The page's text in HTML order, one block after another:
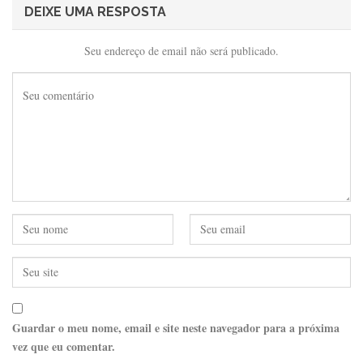
DEIXE UMA RESPOSTA
Seu endereço de email não será publicado.
Guardar o meu nome, email e site neste navegador para a próxima
vez que eu comentar.